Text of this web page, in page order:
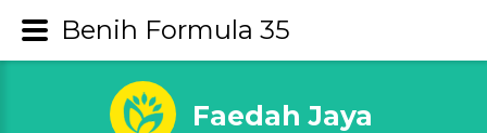
Faedah Jaya
Benih Formula 35